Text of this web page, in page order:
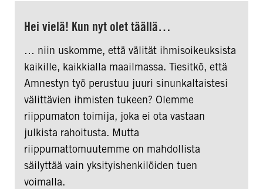
Hei vielä! Kun nyt olet täällä…
… niin uskomme, että välität ihmisoikeuksista
kaikille, kaikkialla maailmassa. Tiesitkö, että
Amnestyn työ perustuu juuri sinunkaltaistesi
välittävien ihmisten tukeen? Olemme
riippumaton toimija, joka ei ota vastaan
julkista rahoitusta. Mutta
riippumattomuutemme on mahdollista
säilyttää vain yksityishenkilöiden tuen
voimalla.